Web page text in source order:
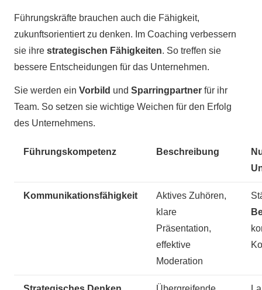
Führungskräfte brauchen auch die Fähigkeit,
zukunftsorientiert zu denken. Im Coaching verbessern
sie ihre strategischen Fähigkeiten. So treffen sie
bessere Entscheidungen für das Unternehmen.
Sie werden ein Vorbild und Sparringpartner für ihr
Team. So setzen sie wichtige Weichen für den Erfolg
des Unternehmens.
Führungskompetenz Beschreibung
Kommunikationsfähigkeit
Aktives Zuhören,
klare
Präsentation,
effektive
Moderation